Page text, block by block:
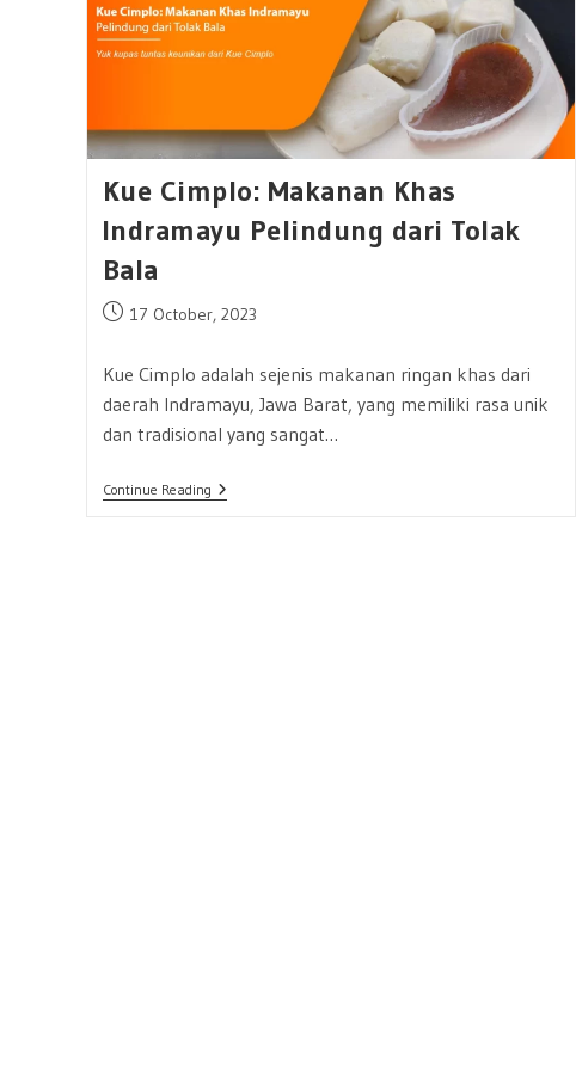
Nagih,
Udah
Pernah
Kue Cimplo: Makanan Khas
Indramayu Pelindung dari Tolak
Bala
Post17 October, 2023
Kue Cimplo adalah sejenis makanan ringan khas dari
daerah Indramayu, Jawa Barat, yang memiliki rasa unik
dan tradisional yang sangat…
Continue ReadingKue